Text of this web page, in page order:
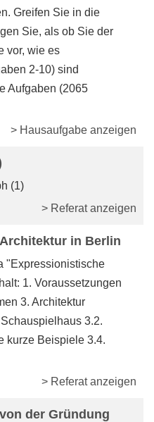
Greifen Sie in die
Sie, als ob Sie der
vor, wie es
2-10) sind
Aufgaben (2065
> Hausaufgabe anzeigen
(1)
> Referat anzeigen
in Berlin
"Expressionistische
1. Voraussetzungen
3. Architektur
3.2.
kurze Beispiele 3.4.
> Referat anzeigen
der Gründung